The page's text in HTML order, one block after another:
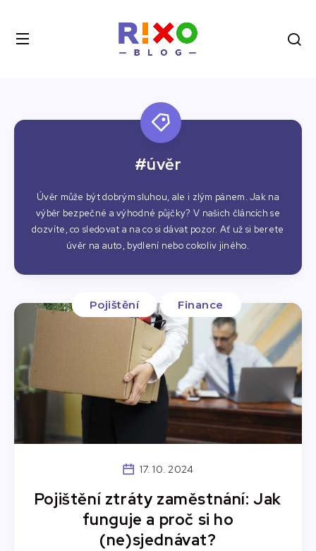
#úvěr
Úvěr může být dobrým sluhou, ale i zlým pánem. Jak na
výběr bezpečné a výhodné půjčky? V našich článcích se
dozvíte, co sledovat a na co si dávat pozor. Ať už si berete
úvěr na auto, bydlení nebo cokoliv jiného.
Pojištění Finance
17. 10. 2024
Pojištění ztráty zaměstnání: Jak
funguje a proč si ho
(ne)sjednávat?